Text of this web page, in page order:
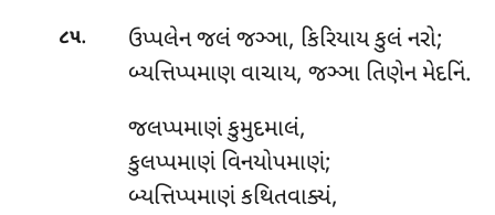
૮૫. ઉપ્પલેનજલં જઞ્ઞા, કિરિયાય કુલં નરો;
બ્યત્તિપ્પમાણ વાચાય, જઞ્ઞા તિણેન મેદનિં.
જલપ્પમાણં કુમુદમાલં,
કુલપ્પમાણં વિનયોપમાણં;
બ્યત્તિપ્પમાણં કથિતવાક્યં,